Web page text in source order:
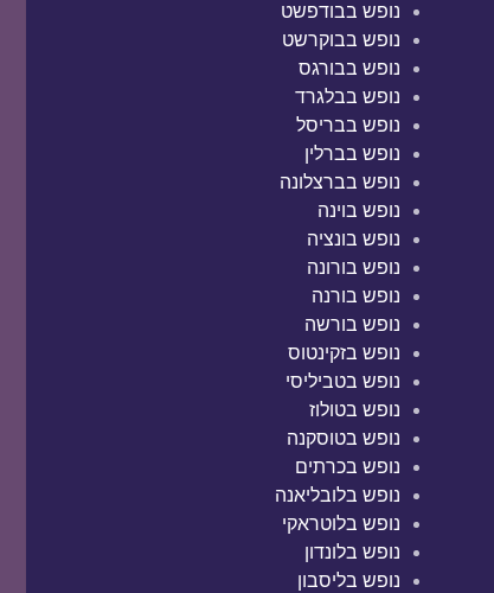
נופש בבודפשט
נופש בבוקרשט
נופש בבורגס
נופש בבלגרד
נופש בבריסל
נופש בברלין
נופש בברצלונה
נופש בוינה
נופש בונציה
נופש בורונה
נופש בורנה
נופש בורשה
נופש בזקינטוס
נופש בטביליסי
נופש בטולוז
נופש בטוסקנה
נופש בכרתים
נופש בלובליאנה
נופש בלוטראקי
נופש בלונדון
נופש בליסבון